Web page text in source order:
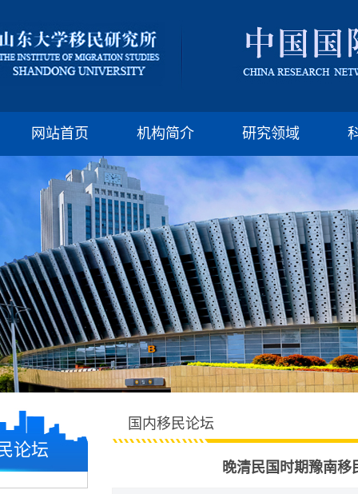
网站首页 机构简介 研究领域
论坛
国内移民论坛
晚清民国时期豫南
版权所有：山东
邮编:250100 电话